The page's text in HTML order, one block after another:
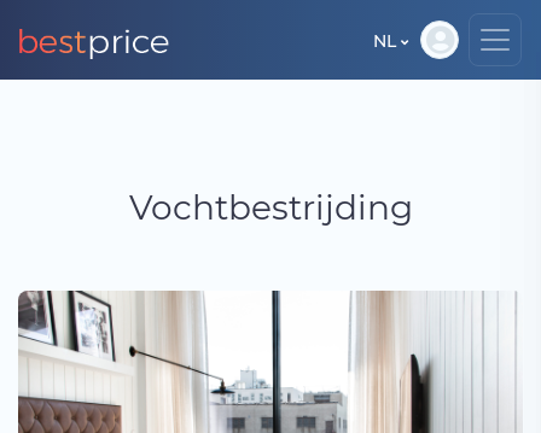
NL
Vochtbestrijding